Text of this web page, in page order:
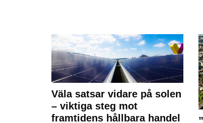
Väla satsar vidare på solen
– viktiga steg mot
framtidens hållbara handel